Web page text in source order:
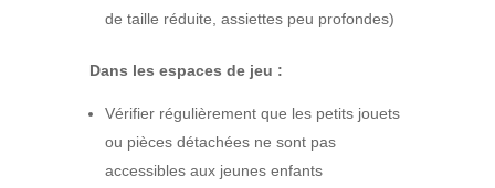
de taille réduite, assiettes peu profondes)
Dans les espaces de jeu :
Vérifier régulièrement que les petits jouets
ou pièces détachées ne sont pas
accessibles aux jeunes enfants